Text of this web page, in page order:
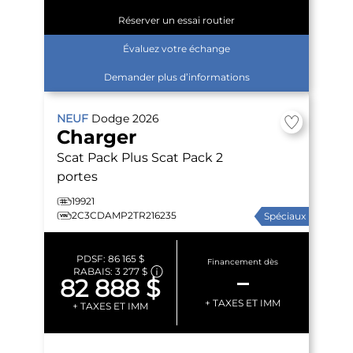
Réserver un essai routier
Évaluez votre échange
Demander plus d’informations
NEUF Dodge 2026
Charger
Scat Pack Plus Scat Pack 2
portes
19921
2C3CDAMP2TR216235
Spéciaux
PDSF: 86 165 $
RABAIS: 3 277 $
82 888 $
+ TAXES ET IMM
Financement dès
–
+ TAXES ET IMM